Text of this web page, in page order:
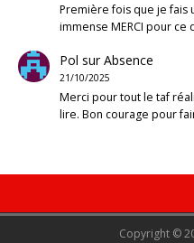
Première fois que je fais
immense MERCI pour ce
Pol surAbsence
21/10/2025
Merci pour tout le taf
lire. Bon courage pour
Copyright ©